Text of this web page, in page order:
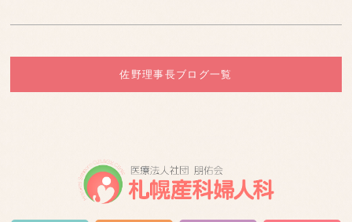
佐野理事長ブログ一覧